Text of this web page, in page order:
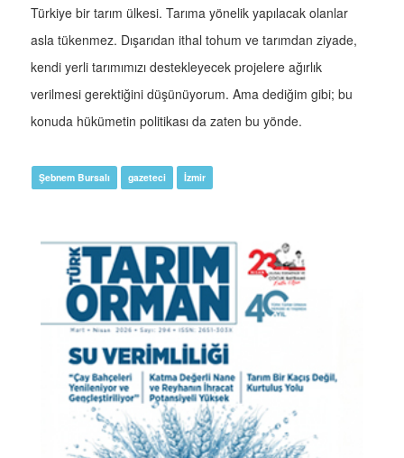
Türkiye bir tarım ülkesi. Tarıma yönelik yapılacak olanlar
asla tükenmez. Dışarıdan ithal tohum ve tarımdan ziyade,
kendi yerli tarımımızı destekleyecek projelere ağırlık
verilmesi gerektiğini düşünüyorum. Ama dediğim gibi; bu
konuda hükümetin politikası da zaten bu yönde.
Şebnem Bursalı gazeteci İzmir